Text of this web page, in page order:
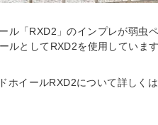
ル「RXD2」のインプレが弱虫
ルとしてRXD2を使用しています
ホイールRXD2について詳しく